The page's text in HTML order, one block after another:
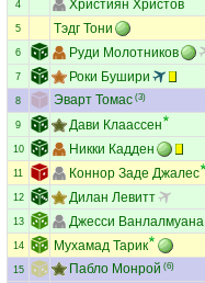
4 Християн Христов
5 Тэдг Тони
6 Руди Молотников
7 Роки Бушири
8 Эварт Томас (3)
9 Дави Клаассен
10 Никки Кадден
11 Коннор Заде Джалес
12 Дилан Левитт
13 Джесси Ванлалмуана
14 Мухамад Тарик
15 Пабло Монрой (6)